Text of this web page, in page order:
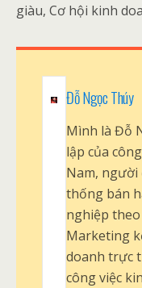
giàu, Cơ hội kinh
Đỗ Ngọc Thúy
Mình là Đỗ
lập của
Nam, người
thống bán
nghiệp
Marketing
doanh trực
công việc